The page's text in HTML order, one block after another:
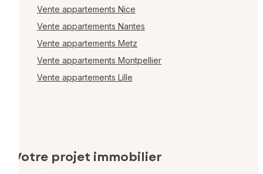
Vente appartements Nice
Vente appartements Nantes
Vente appartements Metz
Vente appartements Montpellier
Vente appartements Lille
Votre projet immobilier